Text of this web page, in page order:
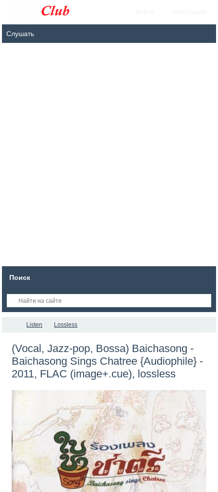
Поиск
Listen Lossless
(Vocal, Jazz-pop, Bossa) Baichasong -
Baichasong Sings Chatree {Audiophile} -
2011, FLAC (image+.cue), lossless